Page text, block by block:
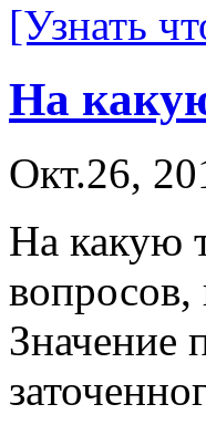
[Узнать
На
Окт.26,
На какую
Значение